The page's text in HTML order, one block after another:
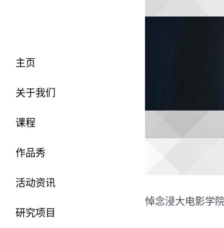
主页
关于我们
课程
作品秀
活动资讯
研究项目
悼念浸大电影学